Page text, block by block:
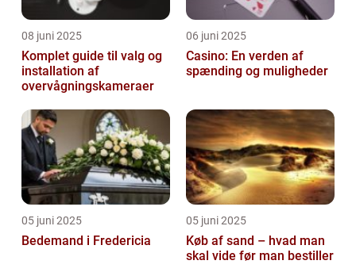
08 juni 2025
Komplet guide til valg og
installation af
overvågningskameraer
06 juni 2025
Casino: En verden af
spænding og muligheder
05 juni 2025
Bedemand i Fredericia
05 juni 2025
Køb af sand – hvad man
skal vide før man bestiller